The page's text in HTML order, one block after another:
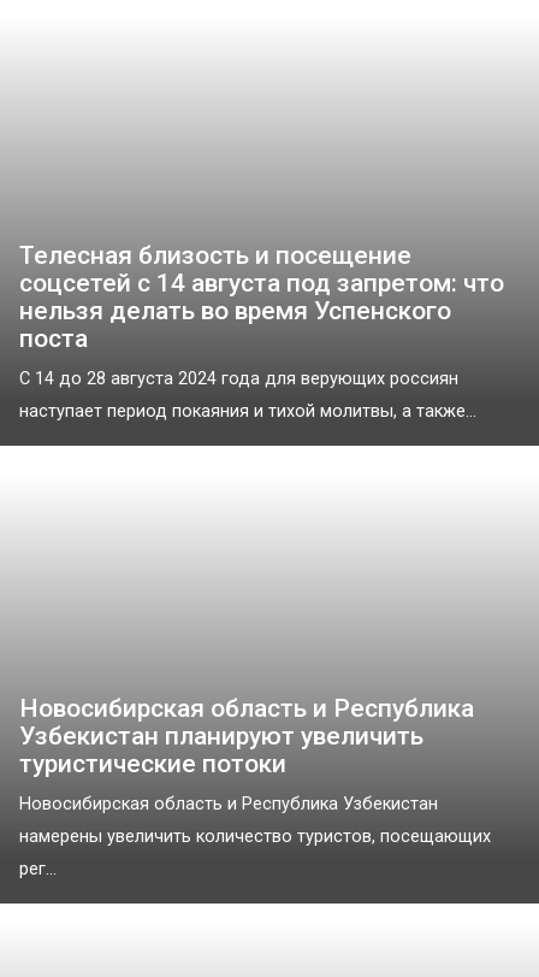
Телесная близость и посещение
соцсетей с 14 августа под запретом: что
нельзя делать во время Успенского
поста
С 14 до 28 августа 2024 года для верующих россиян
наступает период покаяния и тихой молитвы, а также...
Новосибирская область и Республика
Узбекистан планируют увеличить
туристические потоки
Новосибирская область и Республика Узбекистан
намерены увеличить количество туристов, посещающих
рег...